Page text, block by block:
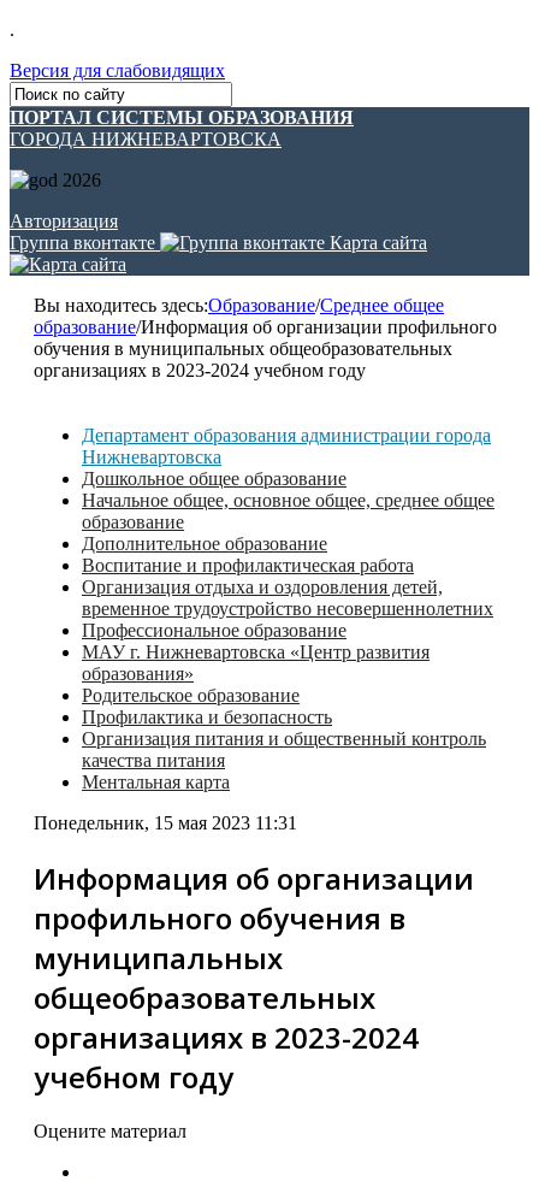
.
Версия для слабовидящих
ПОРТАЛ СИСТЕМЫ ОБРАЗОВАНИЯ
ГОРОДА НИЖНЕВАРТОВСКА
Авторизация
Группа вконтакте
Карта сайта
Вы находитесь здесь:Образование/Среднее общее
образованиe/Информация об организации профильного
обучения в муниципальных общеобразовательных
организациях в 2023-2024 учебном году
Департамент образования администрации города
Нижневартовска
Дошкольное общее образование
Начальное общее, основное общее, среднее общее
образование
Дополнительное образование
Воспитание и профилактическая работа
Организация отдыха и оздоровления детей,
временное трудоустройство несовершеннолетних
Профессиональное образование
МАУ г. Нижневартовска «Центр развития
образования»
Родительское образование
Профилактика и безопасность
Организация питания и общественный контроль
качества питания
Ментальная карта
Понедельник, 15 мая 2023 11:31
Информация об организации
профильного обучения в
муниципальных
общеобразовательных
организациях в 2023-2024
учебном году
Оцените материал